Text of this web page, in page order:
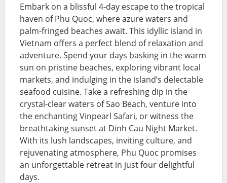
Embark on a blissful 4-day escape to the tropical
haven of Phu Quoc, where azure waters and
palm-fringed beaches await. This idyllic island in
Vietnam offers a perfect blend of relaxation and
adventure. Spend your days basking in the warm
sun on pristine beaches, exploring vibrant local
markets, and indulging in the island’s delectable
seafood cuisine. Take a refreshing dip in the
crystal-clear waters of Sao Beach, venture into
the enchanting Vinpearl Safari, or witness the
breathtaking sunset at Dinh Cau Night Market.
With its lush landscapes, inviting culture, and
rejuvenating atmosphere, Phu Quoc promises
an unforgettable retreat in just four delightful
days.